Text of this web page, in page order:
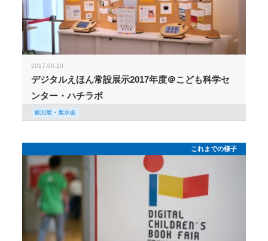
2017.06.10
デジタルえほん常設展示2017年度＠こども科学セ
ンター・ハチラボ
巡回展・展示会
これまでの様子